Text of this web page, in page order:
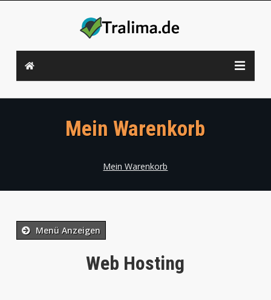
Mein Warenkorb
Mein Warenkorb
Menü Anzeigen
Web Hosting